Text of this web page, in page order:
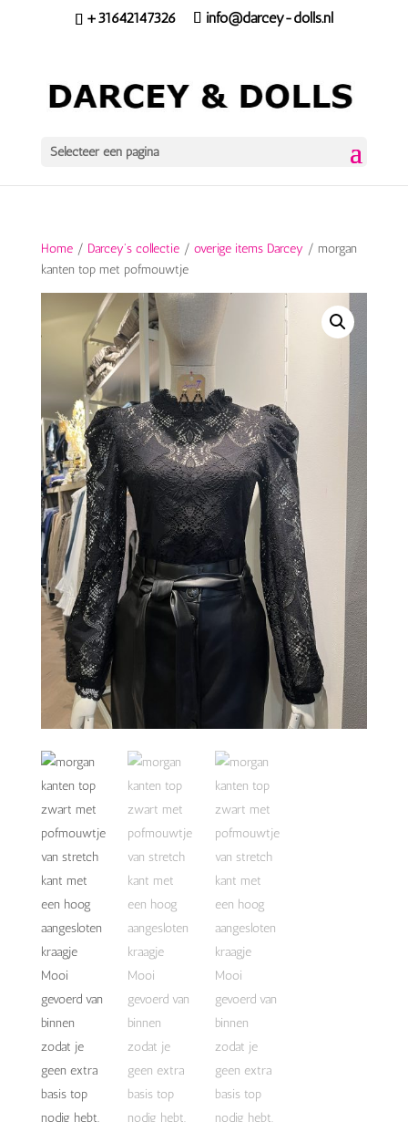
+31642147326 info@darcey-dolls.nl
Selecteer een pagina
Home/ Darcey's collectie/ overige items Darcey/ morgan
kanten top met pofmouwtje